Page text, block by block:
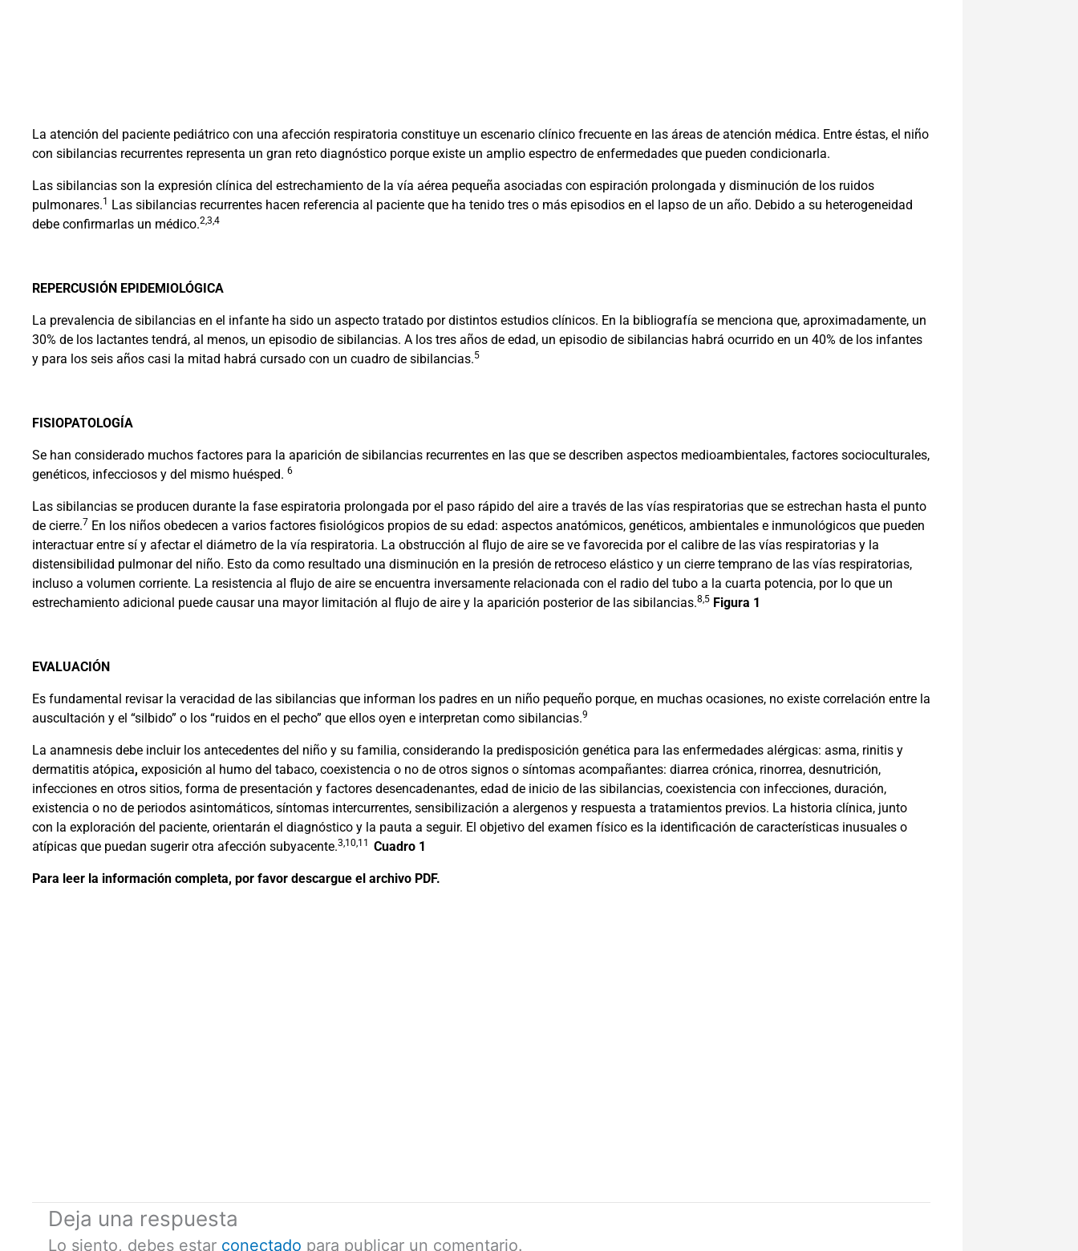
La atención del paciente pediátrico con una afección respiratoria constituye un escenario clínico frecuente en las áreas de atención médica. Entre éstas, el niño
con sibilancias recurrentes representa un gran reto diagnóstico porque existe un amplio espectro de enfermedades que pueden condicionarla.
Las sibilancias son la expresión clínica del estrechamiento de la vía aérea pequeña asociadas con espiración prolongada y disminución de los ruidos
pulmonares.1
Las sibilancias recurrentes hacen referencia al paciente que ha tenido tres o más episodios en el lapso de un año. Debido a su heterogeneidad
debe confirmarlas un médico.2,3,4
REPERCUSIÓN EPIDEMIOLÓGICA
La prevalencia de sibilancias en el infante ha sido un aspecto tratado por distintos estudios clínicos. En la bibliografía se menciona que, aproximadamente, un
30% de los lactantes tendrá, al menos, un episodio de sibilancias. A los tres años de edad, un episodio de sibilancias habrá ocurrido en un 40% de los infantes
y para los seis años casi la mitad habrá cursado con un cuadro de sibilancias.5
FISIOPATOLOGÍA
Se han considerado muchos factores para la aparición de sibilancias recurrentes en las que se describen aspectos medioambientales, factores socioculturales,
genéticos, infecciosos y del mismo huésped. 6
Las sibilancias se producen durante la fase espiratoria prolongada por el paso rápido del aire a través de las vías respiratorias que se estrechan hasta el punto
de cierre.7 En los niños obedecen a varios factores fisiológicos propios de su edad: aspectos anatómicos, genéticos, ambientales e inmunológicos que pueden
interactuar entre sí y afectar el diámetro de la vía respiratoria. La obstrucción al flujo de aire se ve favorecida por el calibre de las vías respiratorias y la
distensibilidad pulmonar del niño. Esto da como resultado una disminución en la presión de retroceso elástico y un cierre temprano de las vías respiratorias,
incluso a volumen corriente. La resistencia al flujo de aire se encuentra inversamente relacionada con el radio del tubo a la cuarta potencia, por lo que un
estrechamiento adicional puede causar una mayor limitación al flujo de aire y la aparición posterior de las sibilancias.8,5 Figura 1
EVALUACIÓN
Es fundamental revisar la veracidad de las sibilancias que informan los padres en un niño pequeño porque, en muchas ocasiones, no existe correlación entre la
auscultación y el “silbido” o los “ruidos en el pecho” que ellos oyen e interpretan como sibilancias.9
La anamnesis debe incluir los antecedentes del niño y su familia, considerando la predisposición genética para las enfermedades alérgicas: asma, rinitis y
dermatitis atópica, exposición al humo del tabaco, coexistencia o no de otros signos o síntomas acompañantes: diarrea crónica, rinorrea, desnutrición,
infecciones en otros sitios, forma de presentación y factores desencadenantes, edad de inicio de las sibilancias, coexistencia con infecciones, duración,
existencia o no de periodos asintomáticos, síntomas intercurrentes, sensibilización a alergenos y respuesta a tratamientos previos. La historia clínica, junto
con la exploración del paciente, orientarán el diagnóstico y la pauta a seguir. El objetivo del examen físico es la identificación de características inusuales o
atípicas que puedan sugerir otra afección subyacente.3,10,11 Cuadro 1
Para leer la información completa, por favor descargue el archivo PDF.
Deja una respuesta
Lo siento, debes estar conectado para publicar un comentario.